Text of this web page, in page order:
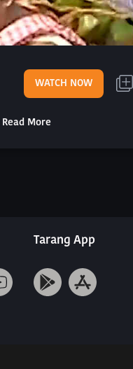
WATCH NOW
Read More
Tarang App